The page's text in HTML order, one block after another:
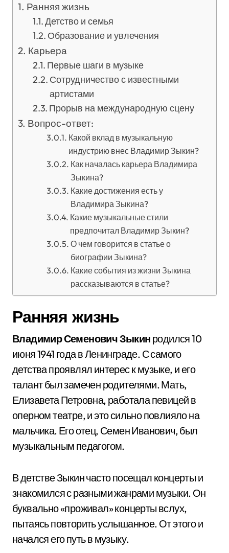
Ранняя жизнь
Детство и семья
Образование и увлечения
Карьера
Первые шаги в музыке
Сотрудничество с известными
артистами
Прорыв на международную сцену
Вопрос-ответ:
Какой вклад в музыкальную
индустрию внес Владимир Зыкин?
Как началась карьера Владимира
Зыкина?
Какие достижения есть у
Владимира Зыкина?
Какие музыкальные стили
предпочитал Владимир Зыкин?
О чем говорится в статье о
биографии Зыкина?
Какие события из жизни Зыкина
рассказываются в статье?
Ранняя жизнь
Владимир Семенович Зыкин родился 10
июня 1941 года в Ленинграде. С самого
детства проявлял интерес к музыке, и его
талант был замечен родителями. Мать,
Елизавета Петровна, работала певицей в
оперном театре, и это сильно повлияло на
мальчика. Его отец, Семен Иванович, был
музыкальным педагогом.
В детстве Зыкин часто посещал концерты и
знакомился с разными жанрами музыки. Он
буквально «проживал» концерты вслух,
пытаясь повторить услышанное. От этого и
начался его путь в музыку.